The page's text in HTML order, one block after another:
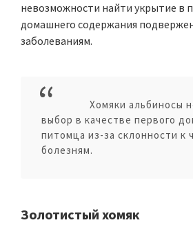
невозможности найти укрытие в
домашнего содержания
заболеваниям.
Хомяки альбиносы
выбор в качестве первого
питомца из-за склонности к
болезням.
Золотистый хомяк